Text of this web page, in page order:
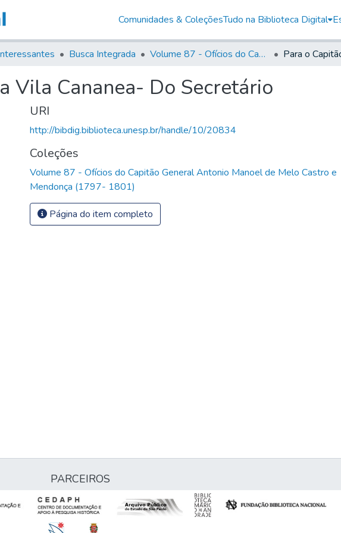
Comunidades & ColeçõesTudo na Biblioteca Digital
Busca Integrada Volume 87 - Ofícios do Capitão General Antonio Manoel de Melo Castro e Mendonça (1797- 1801)
Vila Cananea- Do Secretário
URI
http://bibdig.biblioteca.unesp.br/handle/10/20834
Coleções
Volume 87 - Ofícios do Capitão General Antonio Manoel de Melo Castro e
Mendonça (1797- 1801)
Página do item completo
PARCEIROS